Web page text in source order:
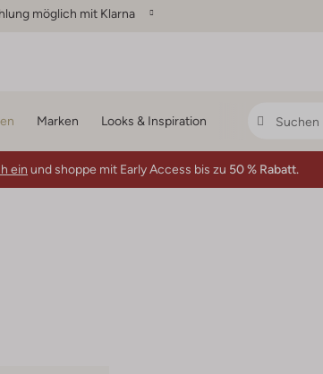
möglich mit Klarna
Marken Looks & Inspiration
ein und shoppe mit Early Access bis zu 50 % Rabatt.